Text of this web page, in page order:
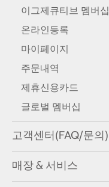
이그제큐티브 멤버십
온라인등록
마이페이지
주문내역
제휴신용카드
글로벌 멤버십
고객센터(FAQ/문의)
매장 & 서비스